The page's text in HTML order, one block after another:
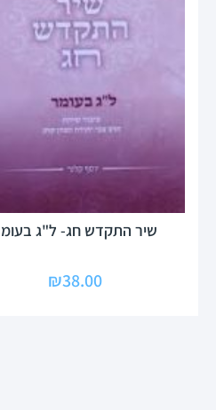
שיר התקדש חג- ל"ג
₪38.00